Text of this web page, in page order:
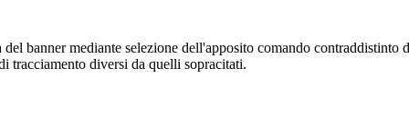
banner mediante selezione dell'apposito comando
tracciamento diversi da quelli sopracitati.